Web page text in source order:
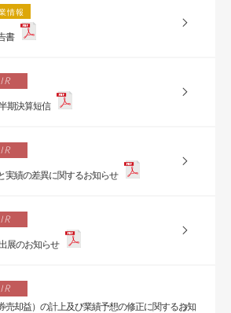
情報
書
IR
期決算短信
IR
績の差異に関するお知らせ
IR
展のお知らせ
IR
売却益）の計上及び業績予想の修正に関するお知